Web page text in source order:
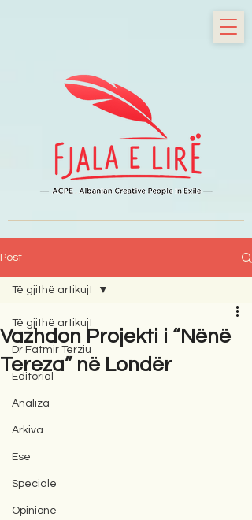
Post
Të gjithë artikujt
Dr Fatmir Terziu
Editorial
Analiza
Arkiva
Ese
Speciale
Opinione
Të gjithë artikujt
Vazhdon Projekti i “Nënë
Tereza” në Londër